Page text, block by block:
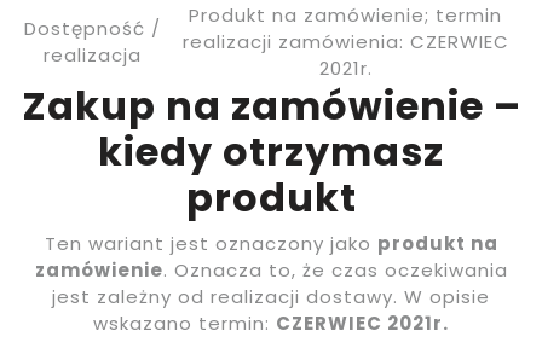
Dostępność /
realizacja
Produkt na zamówienie; termin
realizacji zamówienia: CZERWIEC
2021r.
Zakup na zamówienie –
kiedy otrzymasz
produkt
Ten wariant jest oznaczony jako produkt na
zamówienie. Oznacza to, że czas oczekiwania
jest zależny od realizacji dostawy. W opisie
wskazano termin: CZERWIEC 2021r.